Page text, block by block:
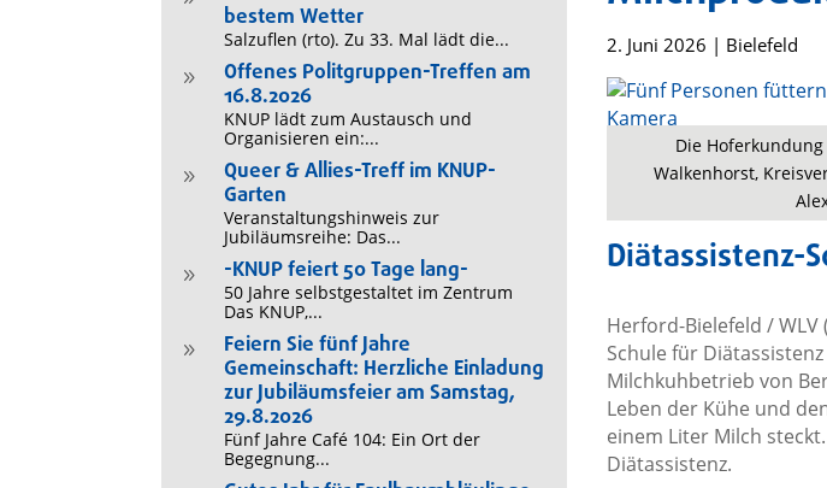
bestem Wetter
Salzuflen (rto). Zu 33. Mal lädt die...
9
Offenes Politgruppen-Treffen am
16.8.2026
KNUP lädt zum Austausch und
Organisieren ein:...
9
Queer & Allies-Treff im KNUP-
Garten
Veranstaltungshinweis zur
Jubiläumsreihe: Das...
9 -KNUP feiert 50 Tage lang-
50 Jahre selbstgestaltet im Zentrum
Das KNUP,...
9
Feiern Sie fünf Jahre
Gemeinschaft: Herzliche Einladung
zur Jubiläumsfeier am Samstag,
29.8.2026
Fünf Jahre Café 104: Ein Ort der
Begegnung...
2. Juni 2026 | Bielefeld
Die
Walkenhorst,
Diätassistenz-
Herford-Bielefeld /
Schule für
Milchkuhbetrieb von
Leben der Kühe und
einem Liter Milch
Diätassistenz.